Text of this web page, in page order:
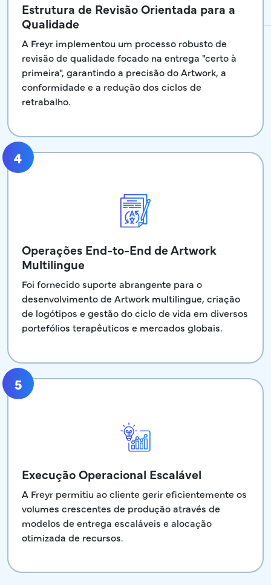
Estrutura de Revisão Orientada para a
Qualidade
A Freyr implementou um processo robusto de
revisão de qualidade focado na entrega "certo à
primeira", garantindo a precisão do Artwork, a
conformidade e a redução dos ciclos de
retrabalho.
4
Operações End-to-End de Artwork
Multilingue
Foi fornecido suporte abrangente para o
desenvolvimento de Artwork multilingue, criação
de logótipos e gestão do ciclo de vida em diversos
portefólios terapêuticos e mercados globais.
5
Execução Operacional Escalável
A Freyr permitiu ao cliente gerir eficientemente os
volumes crescentes de produção através de
modelos de entrega escaláveis e alocação
otimizada de recursos.